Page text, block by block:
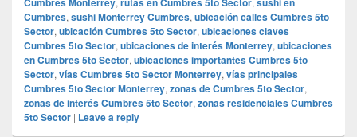
Cumbres, sushi Monterrey Cumbres, ubicación calles Cumbres 5to
Sector, ubicación Cumbres 5to Sector, ubicaciones claves
Cumbres 5to Sector, ubicaciones de interés Monterrey, ubicaciones
en Cumbres 5to Sector, ubicaciones importantes Cumbres 5to
Sector, vías Cumbres 5to Sector Monterrey, vías principales
Cumbres 5to Sector Monterrey, zonas de Cumbres 5to Sector,
zonas de interés Cumbres 5to Sector, zonas residenciales Cumbres
5to Sector | Leave a reply